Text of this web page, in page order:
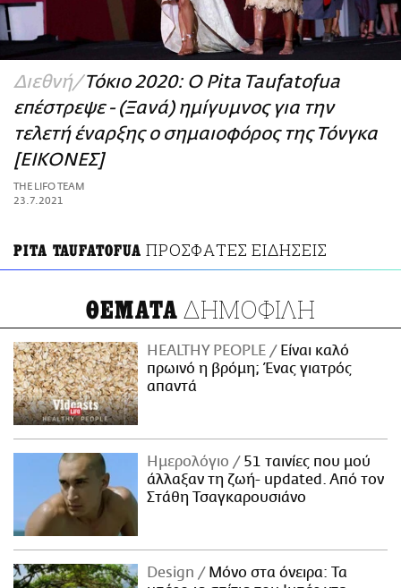
ΑΜΠΑ
PRINT
Διεθνή Τόκιο 2020: O Pita Taufatofua
επέστρεψε - (Ξανά) ημίγυμνος για την
τελετή έναρξης ο σημαιοφόρος της Τόνγκα
[ΕΙΚΟΝΕΣ]
THE LIFO TEAM
23.7.2021
PITA TAUFATOFUA ΠΡΟΣΦΑΤΕΣ ΕΙΔΗΣΕΙΣ
ΘΕΜΑΤΑ ΔΗΜΟΦΙΛΗ
HEALTHY PEOPLE
Είναι καλό
πρωινό η βρόμη; Ένας γιατρός
απαντά
Ημερολόγιο
51 ταινίες που μού
άλλαξαν τη ζωή- updated. Aπό τον
Στάθη Τσαγκαρουσιάνο
Design
Μόνο στα όνειρα: Τα